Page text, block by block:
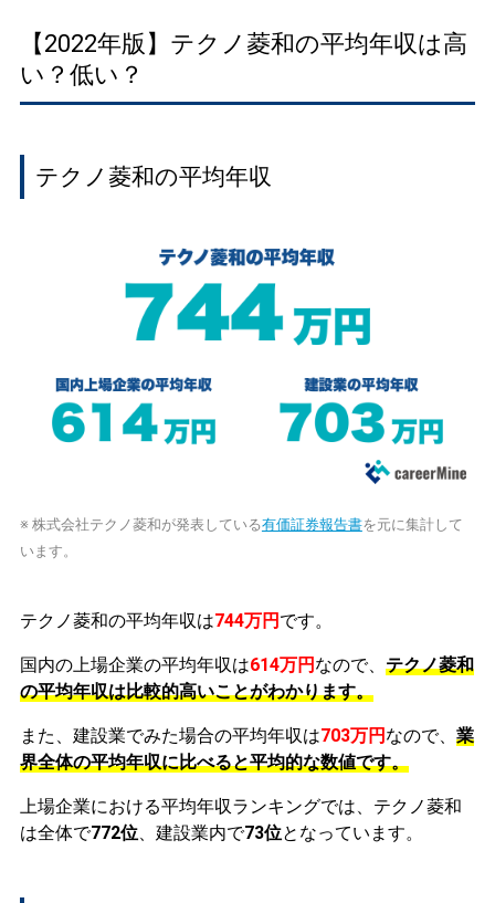
【2022年版】テクノ菱和の平均年収は高
い？低い？
テクノ菱和の平均年収
※ 株式会社テクノ菱和が発表している有価証券報告書を元に集計して
います。
テクノ菱和の平均年収は744万円 です。
国内の上場企業の平均年収は614万円 なので、 テクノ菱和
の平均年収は比較的高いことがわかります。
また、建設業でみた場合の平均年収は703万円 なので、 業
界全体の平均年収に比べると平均的な数値です。
上場企業における平均年収ランキングでは、テクノ菱和
は全体で772位、建設業内で73位となっています。